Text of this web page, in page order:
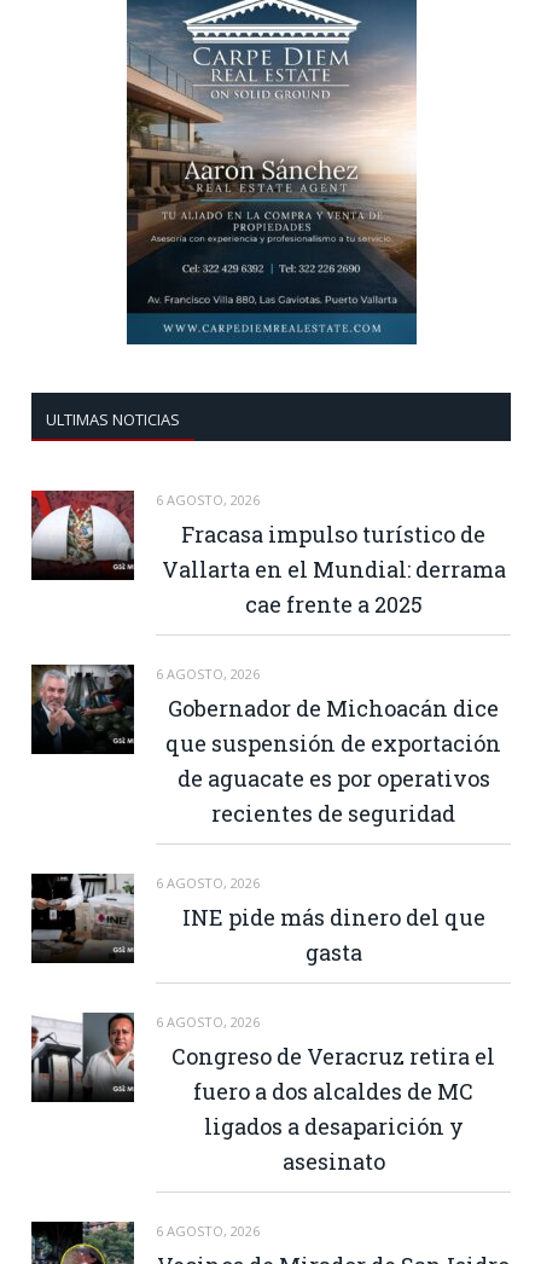
ULTIMAS NOTICIAS
6 AGOSTO, 2026
Fracasa impulso turístico de
Vallarta en el Mundial: derrama
cae frente a 2025
6 AGOSTO, 2026
Gobernador de Michoacán dice
que suspensión de exportación
de aguacate es por operativos
recientes de seguridad
6 AGOSTO, 2026
INE pide más dinero del que
gasta
6 AGOSTO, 2026
Congreso de Veracruz retira el
fuero a dos alcaldes de MC
ligados a desaparición y
asesinato
6 AGOSTO, 2026